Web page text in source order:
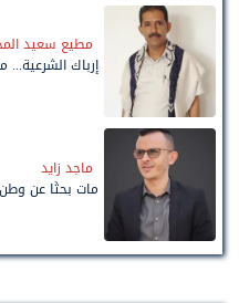
مطيع سعيد
إرباك
ماجد زايد
مات بحثًا عن وطن